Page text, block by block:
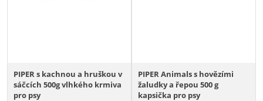
PIPER s kachnou a hruškou v
sáčcích 500g vlhkého krmiva
pro psy
PIPER Animals s hovězími
žaludky a řepou 500 g
kapsička pro psy